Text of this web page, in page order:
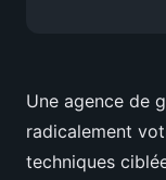
Une agence de
radicalement
techniques